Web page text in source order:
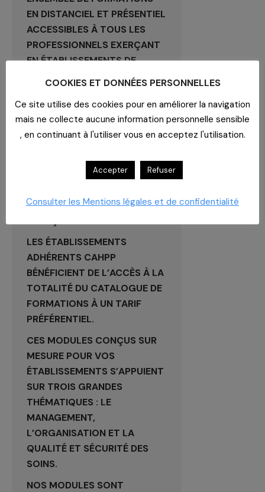
EN DISTANCIEL ET PRÉSENTIEL
ACCESSIBLES À TOUS LES
PROFESSIONNELS EXERÇANT
EN ÉTABLISSEMENTS DE
SANTÉ OU MÉDICO-SOCIAUX.
SES ACTIONS DE FORMATION,
LA SOCIÉTÉ MAOQUAL
BESOINS DES PRESTATIONS
D’AUDITS, DE CONSEILS ET DE
TOUT LE TERRITOIRE
LES ÉTABLISSEMENTS
ADHÉRENTS CAHPP
BÉNÉFICIENT DE L’ACCÈS À LA
TOTALITÉ DU CATALOGUE DE
FORMATIONS À UN TARIF
PRÉFÉRENTIEL.
CES MODULES CONÇUS SUR
MESURE POUR VOS
ÉTABLISSEMENTS S’APPUIENT
SUR TROIS GRANDES
THÉMATIQUES : LE
MANAGEMENT,
L’ORGANISATION ET LA
QUALITÉ ET SÉCURITÉ DES
SOINS.
NOS MODULES SONT
COOKIES ET DONNÉES PERSONNELLES
Ce site utilise des cookies pour en améliorer la navigation
mais ne collecte aucune information personnelle sensible
, en continuant à l'utiliser vous en acceptez l'utilisation.
Accepter Refuser
Consulter les Mentions légales et de confidentialité